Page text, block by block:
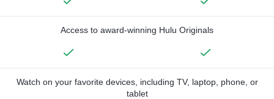
Access to award-winning Hulu Originals
Watch on your favorite devices, including TV, laptop, phone, or
tablet